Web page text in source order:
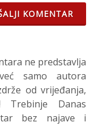
KOMENTAR
ne predstavlja
samo autora
od vrijeđanja,
Trebinje Danas
bez najave i